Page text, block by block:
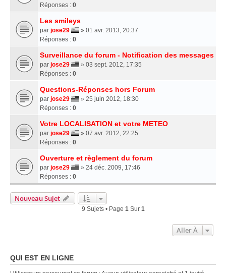
Réponses : 0
Les smileys
par jose29
» 01 avr. 2013, 20:37
Réponses : 0
Surveillance du forum - Notification des messages
par jose29
» 03 sept. 2012, 17:35
Réponses : 0
Questions-Réponses hors Forum
par jose29
» 25 juin 2012, 18:30
Réponses : 0
Votre LOCALISATION et votre METEO
par jose29
» 07 avr. 2012, 22:25
Réponses : 0
Ouverture et règlement du forum
par jose29
» 24 déc. 2009, 17:46
Réponses : 0
Nouveau Sujet
9 Sujets • Page 1 Sur 1
Aller À
QUI EST EN LIGNE